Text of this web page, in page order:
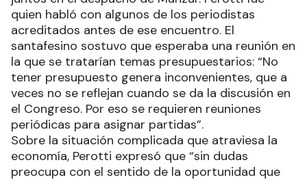
quien habló con algunos de los periodistas
acreditados antes de ese encuentro. El
santafesino sostuvo que esperaba una reunión en
la que se tratarían temas presupuestarios: “No
tener presupuesto genera inconvenientes, que a
veces no se reflejan cuando se da la discusión en
el Congreso. Por eso se requieren reuniones
periódicas para asignar partidas”.
Sobre la situación complicada que atraviesa la
economía, Perotti expresó que “sin dudas
preocupa con el sentido de la oportunidad que